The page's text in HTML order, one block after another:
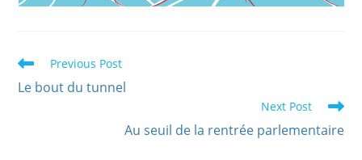
Previous Post
Le bout du tunnel
Next Post
Au seuil de la rentrée parlementaire